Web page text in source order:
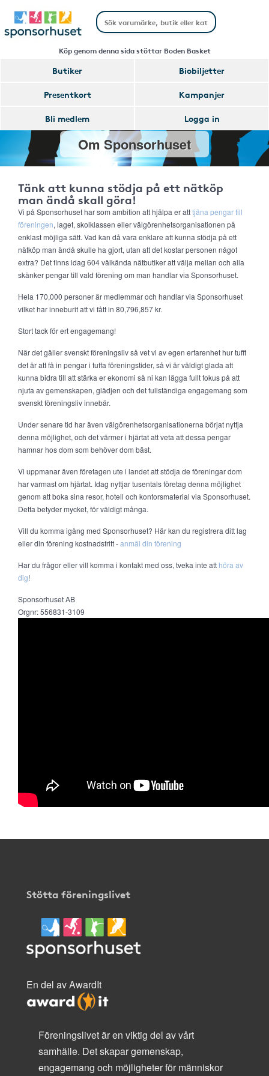
Köp genom denna sida stöttar Boden Basket
Butiker
Biobiljetter
Presentkort
Kampanjer
Bli medlem
Logga in
Om Sponsorhuset
Tänk att kunna stödja på ett nätköp
man ändå skall göra!
Vi på Sponsorhuset har som ambition att hjälpa er atttjäna pengar till
föreningen, laget, skolklassen eller välgörenhetsorganisationen på
enklast möjliga sätt. Vad kan då vara enklare att kunna stödja på ett
nätköp man ändå skulle ha gjort, utan att det kostar personen något
extra? Det finns idag 604 välkända nätbutiker att välja mellan och alla
skänker pengar till vald förening om man handlar via Sponsorhuset.
Hela 170,000 personer är medlemmar och handlar via Sponsorhuset
vilket har inneburit att vi fått in 80,796,857 kr.
Stort tack för ert engagemang!
När det gäller svenskt föreningsliv så vet vi av egen erfarenhet hur tufft
det är att få in pengar i tuffa föreningstider, så vi är väldigt glada att
kunna bidra till att stärka er ekonomi så ni kan lägga fullt fokus på att
njuta av gemenskapen, glädjen och det fullständiga engagemang som
svenskt föreningsliv innebär.
Under senare tid har även välgörenhetsorganisationerna börjat nyttja
denna möjlighet, och det värmer i hjärtat att veta att dessa pengar
hamnar hos dom som behöver dom bäst.
Vi uppmanar även företagen ute i landet att stödja de föreningar dom
har varmast om hjärtat. Idag nyttjar tusentals företag denna möjlighet
genom att boka sina resor, hotell och kontorsmaterial via Sponsorhuset.
Detta betyder mycket, för väldigt många.
Vill du komma igång med Sponsorhuset? Här kan du registrera ditt lag
eller din förening kostnadsfritt -anmäl din förening
Har du frågor eller vill komma i kontakt med oss, tveka inte att höra av
dig!
Sponsorhuset AB
Orgnr: 556831-3109
Stötta föreningslivet
En del av AwardIt
Föreningslivet är en viktig del av vårt
samhälle. Det skapar gemenskap,
engagemang och möjligheter för människor